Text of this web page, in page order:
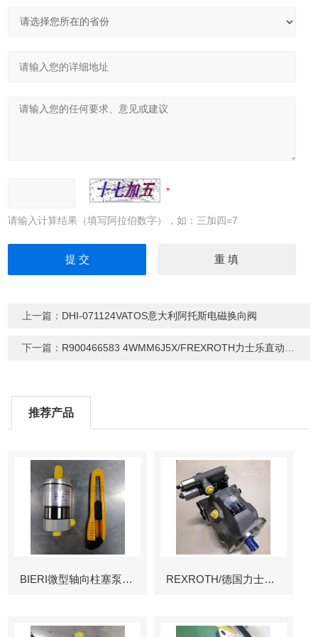
请输入计算结果（填写阿拉伯数字），如：三加四=7
上一篇： DHI-071124VATOS意大利阿托斯电磁换向阀
下一篇： R900466583 4WMM6J5X/FREXROTH力士乐直动式方向滑阀
推荐产品
BIERI微型轴向柱塞泵AKP REXROTH/德国力士乐叶片泵